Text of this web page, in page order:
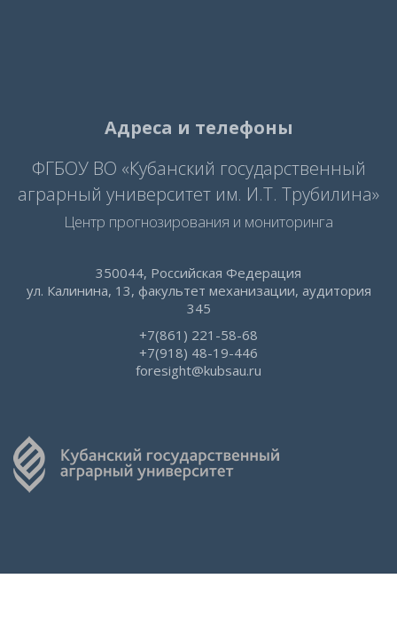
Адреса и телефоны
ФГБОУ ВО «Кубанский государственный
аграрный университет им. И.Т. Трубилина»
Центр прогнозирования и мониторинга
350044, Российская Федерация
ул. Калинина, 13, факультет механизации, аудитория
345
+7(861) 221-58-68
+7(918) 48-19-446
foresight@kubsau.ru